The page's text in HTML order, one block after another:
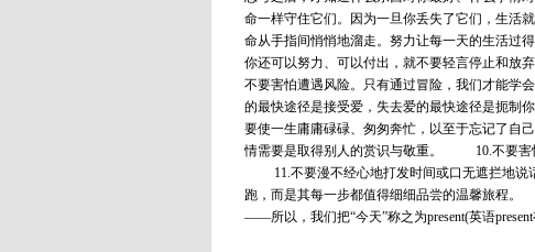
命一样守住它们。因为一旦你丢失了它们，生
命从手指间悄悄地溜走。努力让每一天的生活
你还可以努力、可以付出，就不要轻言停止和
不要害怕遭遇风险。只有通过冒险，我们才能
的最快途径是接受爱，失去爱的最快途径是扼
要使一生庸庸碌碌、匆匆奔忙，以至于忘记了
情需要是取得别人的赏识与敬重。 10.不要害怕
11.不要漫不经心地打发时间或口无遮拦地
跑，而是其每一步都值得细细品尝的温馨旅程
——所以，我们把“今天”称之为present(英语